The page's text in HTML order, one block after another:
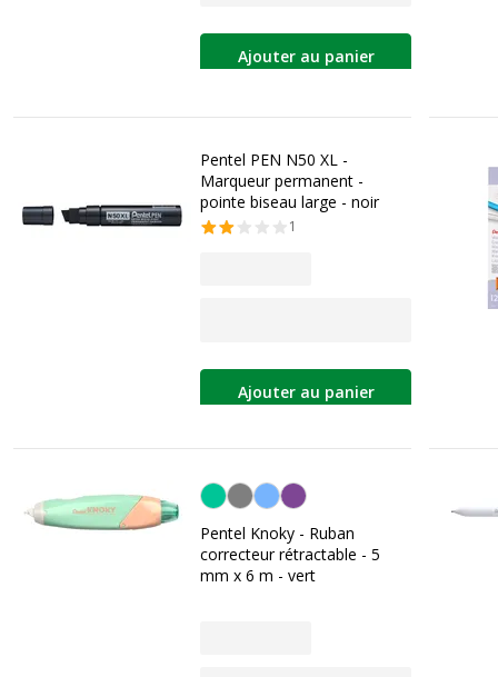
Ajouter au panier
Pentel PEN N50 XL -
Marqueur permanent -
pointe biseau large - noir
1
Ajouter au panier
Vert
Pentel Knoky - Ruban
correcteur rétractable - 5
mm x 6 m - vert